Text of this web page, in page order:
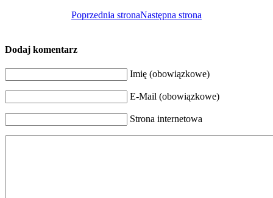
Poprzednia stronaNastępna strona
Dodaj komentarz
Imię (obowiązkowe)
E-Mail (obowiązkowe)
Strona internetowa